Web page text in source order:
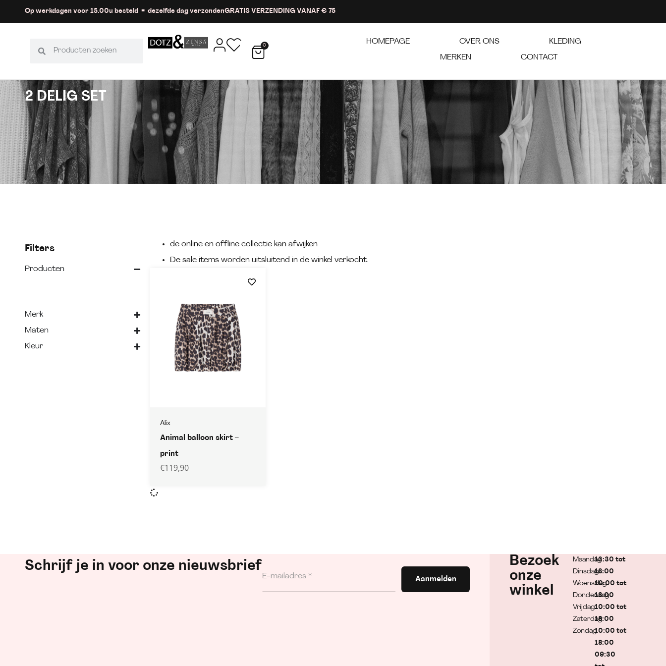
Op werkdagen voor 15.00u besteld = dezelfde dag verzondenGRATIS VERZENDING VANAF € 75
0 HOMEPAGE OVER ONS
KLEDING
MERKEN
CONTACT
2 DELIG SET
Filters
Producten
Merk
Maten
Kleur
de online en offline collectie kan afwijken
De sale items worden uitsluitend in de winkel verkocht.
Alix
Animal balloon skirt –
print
€119,90
Schrijf je in voor onze nieuwsbrief
Aanmelden
Bezoek
onze
winkel
Maandag
Dinsdag
Woensdag
Donderdag
Vrijdag
Zaterdag
Zondag
13:30 tot
18:00
10:00 tot
18:00
10:00 tot
18:00
10:00 tot
18:00
09:30